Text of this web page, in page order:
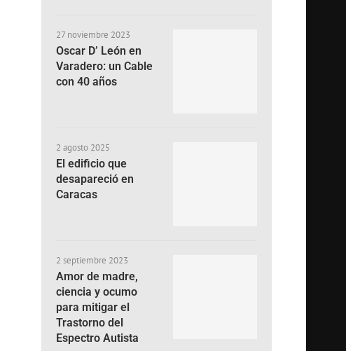
27 noviembre 2023
Oscar D’ León en
Varadero: un Cable
con 40 años
2 agosto 2025
El edificio que
desapareció en
Caracas
2 septiembre 2023
Amor de madre,
ciencia y ocumo
para mitigar el
Trastorno del
Espectro Autista